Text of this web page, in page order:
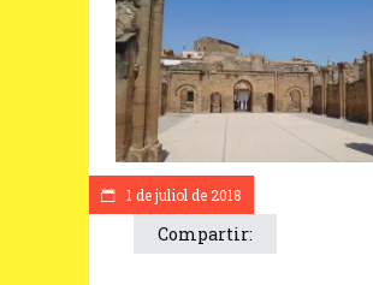
1 de juliol de 2018
Compartir: